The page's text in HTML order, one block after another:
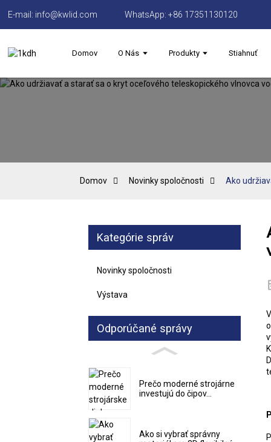
E-mail: info@kwlid.com WhatsApp: +86 17351130120
Domov O Nás Produkty Stiahnuť
Domov Novinky spoločnosti Ako
Kategórie správ
Novinky spoločnosti
Výstava
Odporúčané správy
Prečo moderné strojárne
investujú do čipov...
Ako si vybrať správny